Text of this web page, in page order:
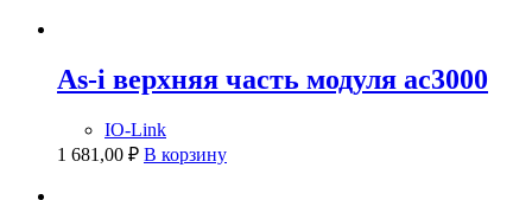
As-i верхняя часть модуля ac3000
IO-Link
1 681,00 ₽ В корзину